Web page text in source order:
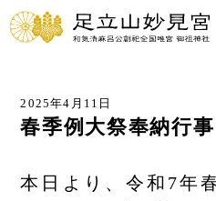
2025年4月11日
春季例大祭奉納行
本日より、令和7年